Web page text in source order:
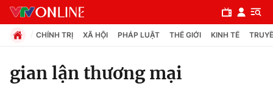
CHÍNH TRỊ XÃ HỘI PHÁP LUẬT THẾ GIỚI KINH TẾ
gian lận thương mại